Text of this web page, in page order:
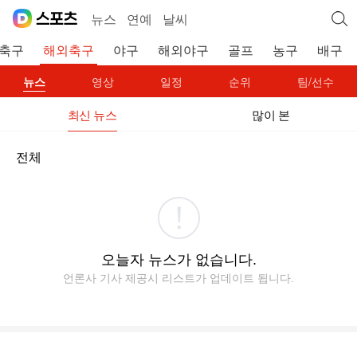
뉴스 연예 날씨
구 해외축구 야구 해외야구 골프 농구 배구
뉴스 영상 일정 순위 팀/선수
최신 뉴스 많이 본
전체
오늘자 뉴스가 없습니다.
언론사 기사 제공시 리스트가 업데이트 됩니다.